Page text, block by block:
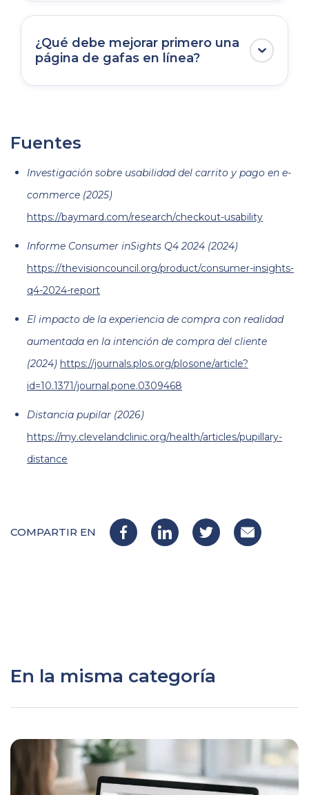
ayuda a entender por qué la medición
retailers reducen fricción y mantienen el
recorrido de compra dentro del sitio web.
¿Qué debe mejorar primero una
página de gafas en línea?
mejores mejoras hacen que cada paso sea
más fácil de entender antes del pago.
Fuentes
Investigación sobre usabilidad del carrito y pago en e-
commerce (2025)
https://baymard.com/research/checkout-usability
Informe Consumer inSights Q4 2024 (2024)
https://thevisioncouncil.org/product/consumer-insights-
q4-2024-report
El impacto de la experiencia de compra con realidad
aumentada en la intención de compra del cliente
(2024) https://journals.plos.org/plosone/article?
id=10.1371/journal.pone.0309468
Distancia pupilar (2026)
https://my.clevelandclinic.org/health/articles/pupillary-
distance
COMPARTIR EN
En la misma categoría